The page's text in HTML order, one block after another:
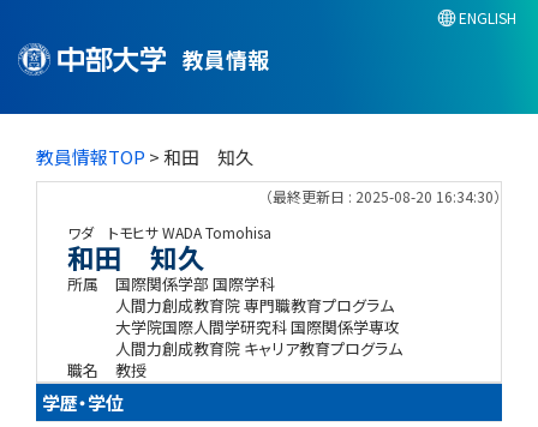
教員情報
ENGLISH
教員情報TOP > 和田 知久
（最終更新日 : 2025-08-20 16:34:30）
ワダ トモヒサWADA Tomohisa
和田 知久
所属
国際関係学部 国際学科
人間力創成教育院 専門職教育プログラム
大学院国際人間学研究科 国際関係学専攻
人間力創成教育院 キャリア教育プログラム
職名
教授
学歴・学位